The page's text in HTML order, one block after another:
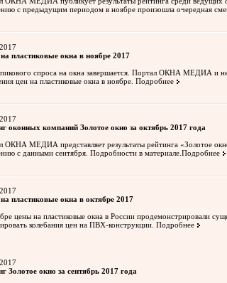
с предыдущим периодом в ноябре произошла очередная
пластиковые окна в ноябре 2017
спроса на окна завершается. Портал ОКНА МЕДИА и
цен на пластиковые окна в ноябре. Подробнее
оконных компаний Золотое окно за октябрь 2017 года
ОКНА МЕДИА представляет результаты рейтинга «Золотое
с данными сентября. Подробности в материале. Подробнее
пластиковые окна в октябре 2017
цены на пластиковые окна в России продемонстрировали
колебания цен на ПВХ-конструкции. Подробнее
Золотое окно за сентябрь 2017 года